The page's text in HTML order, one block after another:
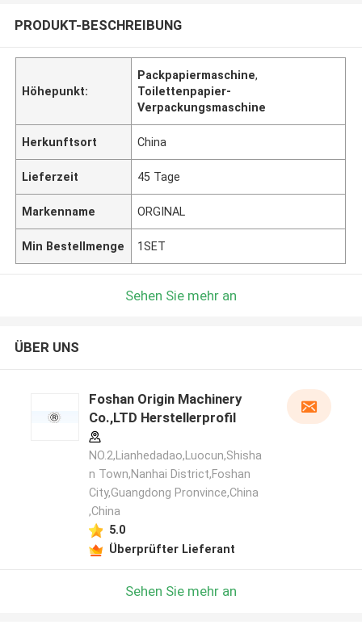
PRODUKT-BESCHREIBUNG
Höhepunkt:
Packpapiermaschine,
Toilettenpapier-
Verpackungsmaschine
Herkunftsort China
Lieferzeit 45 Tage
Markenname ORGINAL
Min Bestellmenge 1SET
Sehen Sie mehr an
ÜBER UNS
Foshan Origin Machinery
Co.,LTD Herstellerprofil
NO.2,Lianhedadao,Luocun,Shisha
n Town,Nanhai District,Foshan
City,Guangdong Pronvince,China
,China
5.0
Überprüfter Lieferant
Sehen Sie mehr an